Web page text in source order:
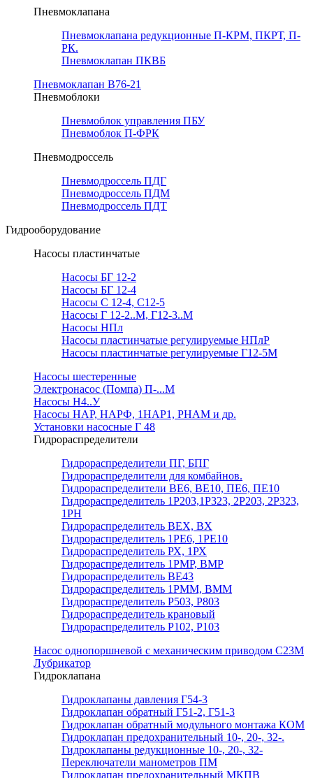
Пневмоклапана
Пневмоклапана редукционные П-КРМ, ПКРТ, П-
РК.
Пневмоклапан ПКВБ
Пневмоклапан В76-21
Пневмоблоки
Пневмоблок управления ПБУ
Пневмоблок П-ФРК
Пневмодроссель
Пневмодроссель ПДГ
Пневмодроссель ПДМ
Пневмодроссель ПДТ
Гидрооборудование
Насосы пластинчатые
Насосы БГ 12-2
Насосы БГ 12-4
Насосы С 12-4, С12-5
Насосы Г 12-2..М, Г12-3..М
Насосы НПл
Насосы пластинчатые регулируемые НПлР
Насосы пластинчатые регулируемые Г12-5М
Насосы шестеренные
Электронасос (Помпа) П-...М
Насосы Н4..У
Насосы НАР, НАРФ, 1НАР1, РНАМ и др.
Установки насосные Г 48
Гидрораспределители
Гидрораспределители ПГ, БПГ
Гидрораспределители для комбайнов.
Гидрораспределители ВЕ6, ВЕ10, ПЕ6, ПЕ10
Гидрораспределитель 1Р203,1Р323, 2Р203, 2Р323,
1РН
Гидрораспределитель ВЕХ, ВХ
Гидрораспределитель 1РЕ6, 1РЕ10
Гидрораспределитель РХ, 1РХ
Гидрораспределитель 1РМР, ВМР
Гидрораспределитель ВЕ43
Гидрораспределитель 1РММ, ВММ
Гидрораспределитель Р503, Р803
Гидрораспределитель крановый
Гидрораспределитель Р102, Р103
Насос однопоршневой с механическим приводом С23М
Лубрикатор
Гидроклапана
Гидроклапаны давления Г54-3
Гидроклапан обратный Г51-2, Г51-3
Гидроклапан обратный модульного монтажа КОМ
Гидроклапан предохранительный 10-, 20-, 32-.
Гидроклапаны редукционные 10-, 20-, 32-
Переключатели манометров ПМ
Гидроклапан предохранительный МКПВ